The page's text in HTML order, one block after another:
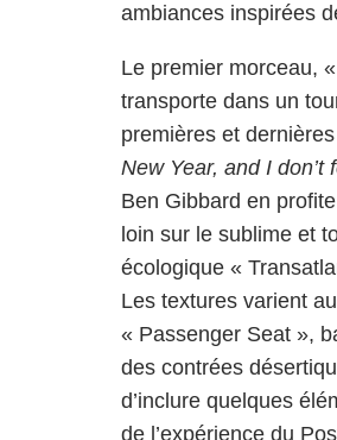
ambiances inspirées
Le premier morceau,
transporte dans un
premières et
New Year, and I don’t
Ben Gibbard en
loin sur le sublime et
écologique «
Les textures varient
« Passenger Seat »,
des contrées
d’inclure quelques
de l’expérience du